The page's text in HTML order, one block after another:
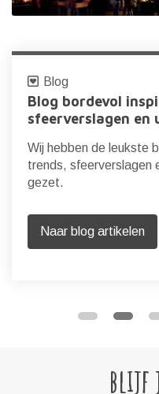
Blog
Blog bordevol
sfeerverslagen en
Wij hebben de leukste
trends, sfeerverslagen
gezet.
Naar blog artikelen
blijf